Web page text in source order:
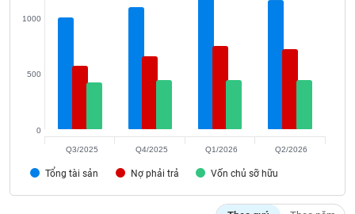
Tổng tài sản Nợ phải trả Vốn chủ sỡ hữu
0
500
1000
Q3/2025 Q4/2025 Q1/2026 Q2/2026
Dịch